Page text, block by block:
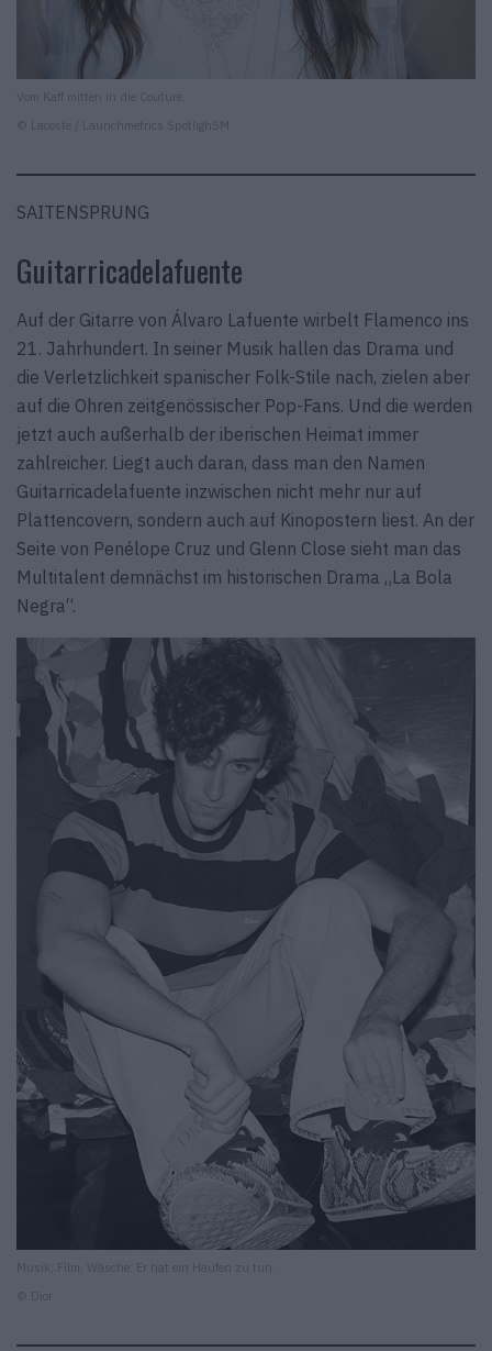
Vom Kaff mitten in die Couture.
© Lacoste / Launchmetrics SpotlighSM
SAITENSPRUNG
Guitarricadelafuente
Auf der Gitarre von Álvaro Lafuente wirbelt Flamenco ins
21. Jahrhundert. In seiner Musik hallen das Drama und
die Verletzlichkeit spanischer Folk-Stile nach, zielen aber
auf die Ohren zeitgenössischer Pop-Fans. Und die werden
jetzt auch außerhalb der iberischen Heimat immer
zahlreicher. Liegt auch daran, dass man den Namen
Guitarricadelafuente inzwischen nicht mehr nur auf
Plattencovern, sondern auch auf Kinopostern liest. An der
Seite von Penélope Cruz und Glenn Close sieht man das
Multitalent demnächst im historischen Drama „La Bola
Negra“.
Musik, Film, Wäsche: Er hat ein Haufen zu tun.